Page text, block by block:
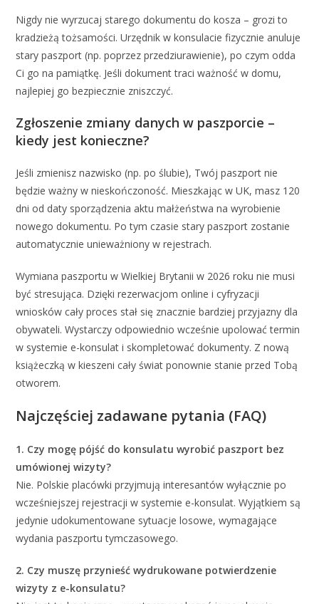
Nigdy nie wyrzucaj starego dokumentu do kosza – grozi to
kradzieżą tożsamości. Urzędnik w konsulacie fizycznie anuluje
stary paszport (np. poprzez przedziurawienie), po czym odda
Ci go na pamiątkę. Jeśli dokument traci ważność w domu,
najlepiej go bezpiecznie zniszczyć.
Zgłoszenie zmiany danych w paszporcie –
kiedy jest konieczne?
Jeśli zmienisz nazwisko (np. po ślubie), Twój paszport nie
będzie ważny w nieskończoność. Mieszkając w UK, masz 120
dni od daty sporządzenia aktu małżeństwa na wyrobienie
nowego dokumentu. Po tym czasie stary paszport zostanie
automatycznie unieważniony w rejestrach.
Wymiana paszportu w Wielkiej Brytanii w 2026 roku nie musi
być stresująca. Dzięki rezerwacjom online i cyfryzacji
wniosków cały proces stał się znacznie bardziej przyjazny dla
obywateli. Wystarczy odpowiednio wcześnie upolować termin
w systemie e-konsulat i skompletować dokumenty. Z nową
książeczką w kieszeni cały świat ponownie stanie przed Tobą
otworem.
Najczęściej zadawane pytania (FAQ)
1. Czy mogę pójść do konsulatu wyrobić paszport bez
umówionej wizyty?
Nie. Polskie placówki przyjmują interesantów wyłącznie po
wcześniejszej rejestracji w systemie e-konsulat. Wyjątkiem są
jedynie udokumentowane sytuacje losowe, wymagające
wydania paszportu tymczasowego.
2. Czy muszę przynieść wydrukowane potwierdzenie
wizyty z e-konsulatu?